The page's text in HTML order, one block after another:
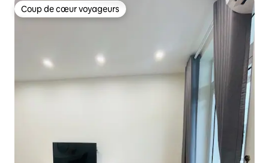
Coup de cœur voyageurs
Coup de cœur voyageurs